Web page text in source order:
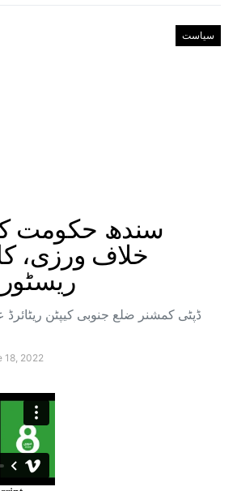
سیاست
سندھ حکومت
ڈپٹی کمشنر ضلع جنوبی کیپٹن ریٹائرڈ
18, 2022